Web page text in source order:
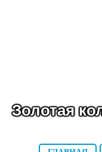
Золотая